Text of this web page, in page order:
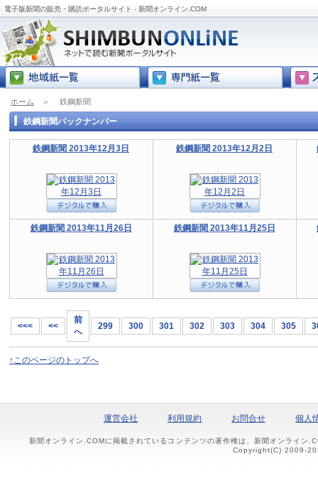
電子版新聞の販売・購読ポータルサイト - 新聞オンライン.COM
ホーム ＞ 鉄鋼新聞
鉄鋼新聞バックナンバー
鉄鋼新聞 2013年12月3日 鉄鋼新聞 2013年12月2日
鉄鋼新聞 2013年11月26日 鉄鋼新聞 2013年11月25日
<<< <<
前
へ
299 300 301 302 303 304 305
↑このページのトップへ
運営会社 利用規約 お問合せ 個人
新聞オンライン.COMに掲載されているコンテンツの著作権は、新聞オンライン
Copyright(C) 2009-